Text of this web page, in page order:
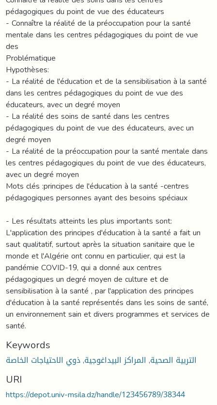
pédagogiques du point de vue des éducateurs
- Connaître la réalité de la préoccupation pour la santé
mentale dans les centres pédagogiques du point de vue
des
Problématique
Hypothèses:
- La réalité de l'éducation et de la sensibilisation à la santé
dans les centres pédagogiques du point de vue des
éducateurs, avec un degré moyen
- La réalité des soins de santé dans les centres
pédagogiques du point de vue des éducateurs, avec un
degré moyen
- La réalité de la préoccupation pour la santé mentale dans
les centres pédagogiques du point de vue des éducateurs,
avec un degré moyen
Mots clés :principes de l'éducation à la santé -centres
pédagogiques personnes ayant des besoins spéciaux
- Les résultats atteints les plus importants sont:
L'application des principes d'éducation à la santé a fait un
saut qualitatif, surtout après la situation sanitaire que le
monde et l'Algérie ont connu en particulier, qui est la
pandémie COVID-19, qui a donné aux centres
pédagogiques un degré moyen de culture et de
sensibilisation à la santé , par l'application des principes
d'éducation à la santé représentés dans les soins de santé,
un environnement sain et divers programmes et services de
santé.
Keywords
التربية الصحية, المراكز البيداغوجية,ذوي الاحتياجات الخاصة
URI
https://depot.univ-msila.dz/handle/123456789/38344